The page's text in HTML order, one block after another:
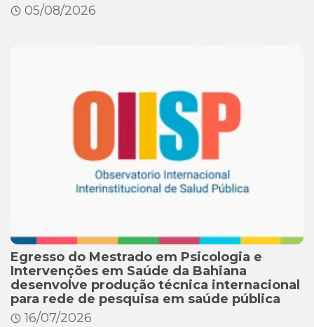
05/08/2026
Egresso do Mestrado em Psicologia e
Intervenções em Saúde da Bahiana
desenvolve produção técnica internacional
para rede de pesquisa em saúde pública
16/07/2026